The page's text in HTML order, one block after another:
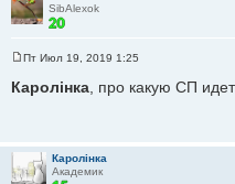
SibAlexok
о
н
и
е
Пт Июл 19, 2019 1:25
Каролiнка , про какую СП
Каролiнка
Академик